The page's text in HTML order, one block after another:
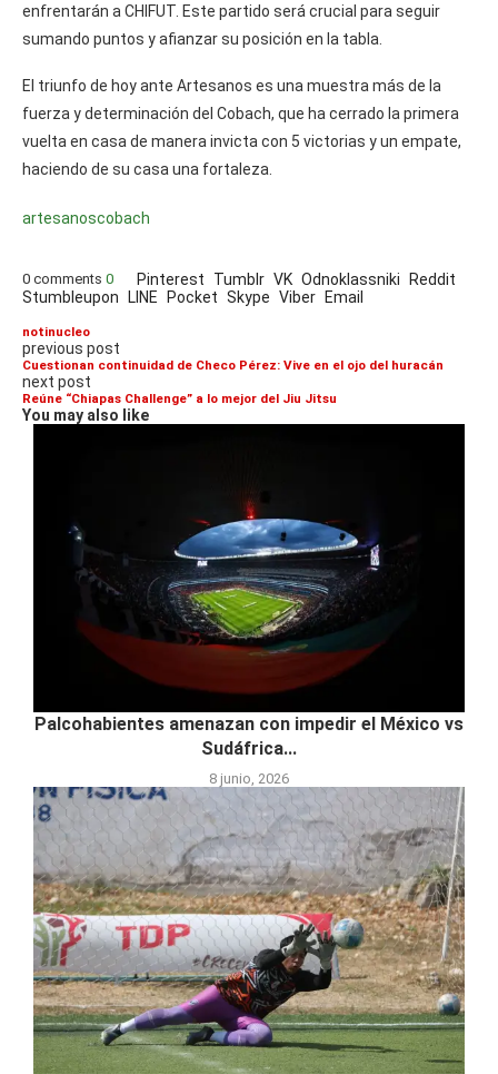
enfrentarán a CHIFUT. Este partido será crucial para seguir
sumando puntos y afianzar su posición en la tabla.
El triunfo de hoy ante Artesanos es una muestra más de la
fuerza y determinación del Cobach, que ha cerrado la primera
vuelta en casa de manera invicta con 5 victorias y un empate,
haciendo de su casa una fortaleza.
artesanoscobach
0 comments 0 Pinterest Tumblr VK Odnoklassniki
Reddit
Stumbleupon
LINE Pocket Skype Viber Email
notinucleo
previous post
Cuestionan continuidad de Checo Pérez: Vive en el ojo del huracán
next post
Reúne “Chiapas Challenge” a lo mejor del Jiu Jitsu
You may also like
Palcohabientes amenazan con impedir el México vs
Sudáfrica...
8 junio, 2026